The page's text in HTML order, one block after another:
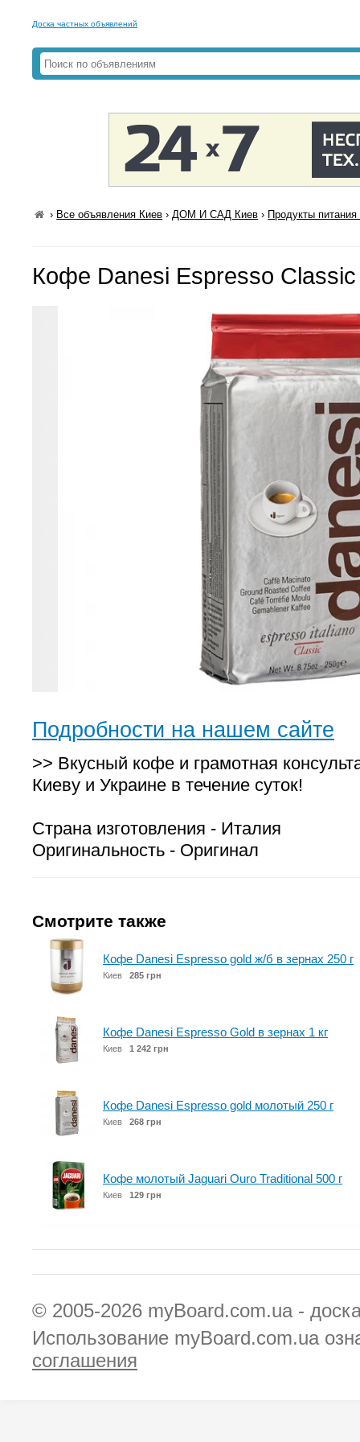
Доска частных объявлений
› Все объявления Киев ›ДОМ И САД Киев › Продукты
Кофе Danesi Espresso
Подробности на нашем сайте
>> Вкусный кофе и грамотная
Киеву и Украине в течение суток!
Страна изготовления - Италия
Оригинальность - Оригинал
Смотрите также
Кофе Danesi Espresso gold ж/б в зернах 250 г
Киев 285 грн
Кофе Danesi Espresso Gold в зернах 1 кг
Киев 1 242 грн
Кофе Danesi Espresso gold молотый 250 г
Киев 268 грн
Кофе молотый Jaguari Ouro Traditional 500 г
Киев 129 грн
© 2005-2026 myBoard.com.ua -
Использование myBoard.com.ua
соглашения